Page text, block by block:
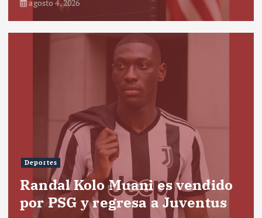
agosto 4, 2026
Deportes
Randal Kolo Muani es vendido
por PSG y regresa a Juventus